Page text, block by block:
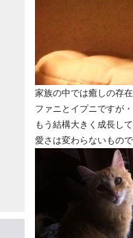
家族の中では癒しの存
ファニとイプニですが
もう結構大きく成長し
愛さは変わらないもの